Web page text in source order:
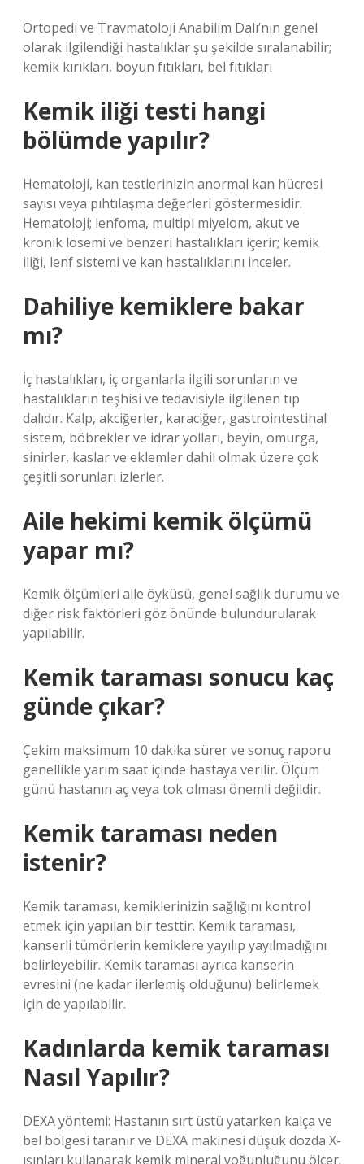
Ortopedi ve Travmatoloji Anabilim Dalı’nın genel
olarak ilgilendiği hastalıklar şu şekilde sıralanabilir;
kemik kırıkları, boyun fıtıkları, bel fıtıkları
Kemik iliği testi hangi
bölümde yapılır?
Hematoloji, kan testlerinizin anormal kan hücresi
sayısı veya pıhtılaşma değerleri göstermesidir.
Hematoloji; lenfoma, multipl miyelom, akut ve
kronik lösemi ve benzeri hastalıkları içerir; kemik
iliği, lenf sistemi ve kan hastalıklarını inceler.
Dahiliye kemiklere bakar
mı?
İç hastalıkları, iç organlarla ilgili sorunların ve
hastalıkların teşhisi ve tedavisiyle ilgilenen tıp
dalıdır. Kalp, akciğerler, karaciğer, gastrointestinal
sistem, böbrekler ve idrar yolları, beyin, omurga,
sinirler, kaslar ve eklemler dahil olmak üzere çok
çeşitli sorunları izlerler.
Aile hekimi kemik ölçümü
yapar mı?
Kemik ölçümleri aile öyküsü, genel sağlık durumu ve
diğer risk faktörleri göz önünde bulundurularak
yapılabilir.
Kemik taraması sonucu kaç
günde çıkar?
Çekim maksimum 10 dakika sürer ve sonuç raporu
genellikle yarım saat içinde hastaya verilir. Ölçüm
günü hastanın aç veya tok olması önemli değildir.
Kemik taraması neden
istenir?
Kemik taraması, kemiklerinizin sağlığını kontrol
etmek için yapılan bir testtir. Kemik taraması,
kanserli tümörlerin kemiklere yayılıp yayılmadığını
belirleyebilir. Kemik taraması ayrıca kanserin
evresini (ne kadar ilerlemiş olduğunu) belirlemek
için de yapılabilir.
Kadınlarda kemik taraması
Nasıl Yapılır?
DEXA yöntemi: Hastanın sırt üstü yatarken kalça ve
bel bölgesi taranır ve DEXA makinesi düşük dozda X-
ışınları kullanarak kemik mineral yoğunluğunu ölçer.